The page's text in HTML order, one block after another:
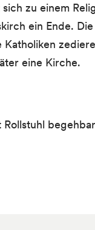
zu einem
ein Ende.
eine Kirche.